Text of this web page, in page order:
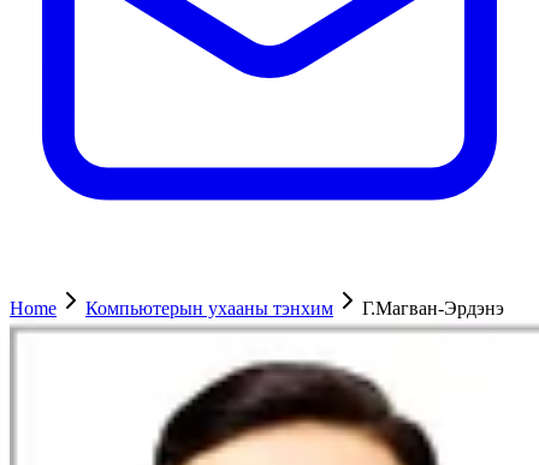
Home Компьютерын ухааны тэнхим Г.Магван-Эрдэнэ